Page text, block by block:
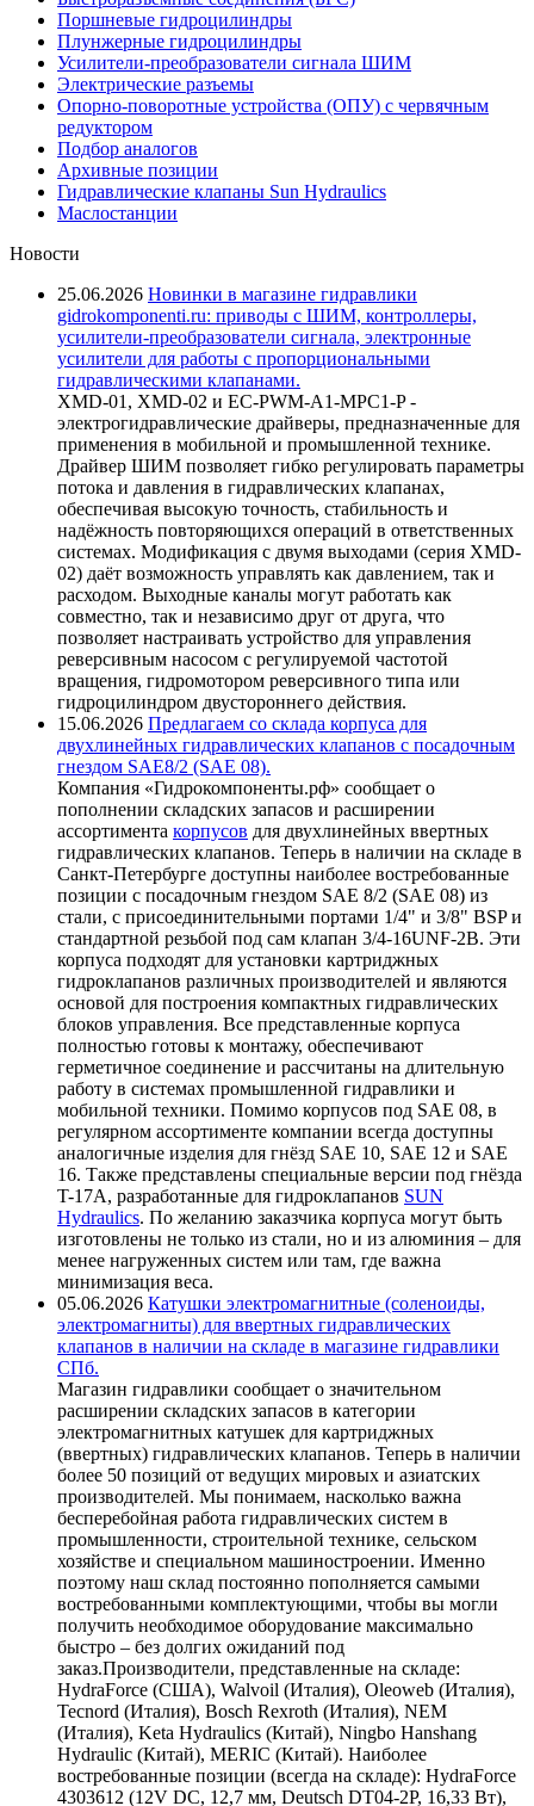
Поршневые гидроцилиндры
Плунжерные гидроцилиндры
Усилители-преобразователи сигнала ШИМ
Электрические разъемы
Опорно-поворотные устройства (ОПУ) с червячным
редуктором
Подбор аналогов
Архивные позиции
Гидравлические клапаны Sun Hydraulics
Маслостанции
Новости
25.06.2026 Новинки в магазине гидравлики
gidrokomponenti.ru: приводы с ШИМ, контроллеры,
усилители-преобразователи сигнала, электронные
усилители для работы с пропорциональными
гидравлическими клапанами.
XMD-01, XMD-02 и EC-PWM-A1-MPC1-P -
электрогидравлические драйверы, предназначенные для
применения в мобильной и промышленной технике.
Драйвер ШИМ позволяет гибко регулировать параметры
потока и давления в гидравлических клапанах,
обеспечивая высокую точность, стабильность и
надёжность повторяющихся операций в ответственных
системах. Модификация с двумя выходами (серия XMD-
02) даёт возможность управлять как давлением, так и
расходом. Выходные каналы могут работать как
совместно, так и независимо друг от друга, что
позволяет настраивать устройство для управления
реверсивным насосом с регулируемой частотой
вращения, гидромотором реверсивного типа или
гидроцилиндром двустороннего действия.
15.06.2026 Предлагаем со склада корпуса для
двухлинейных гидравлических клапанов с посадочным
гнездом SAE8/2 (SAE 08).
Компания «Гидрокомпоненты.рф» сообщает о
пополнении складских запасов и расширении
ассортимента корпусов для двухлинейных ввертных
гидравлических клапанов. Теперь в наличии на складе в
Санкт-Петербурге доступны наиболее востребованные
позиции с посадочным гнездом SAE 8/2 (SAE 08) из
стали, с присоединительными портами 1/4" и 3/8" BSP и
стандартной резьбой под сам клапан 3/4-16UNF-2B. Эти
корпуса подходят для установки картриджных
гидроклапанов различных производителей и являются
основой для построения компактных гидравлических
блоков управления. Все представленные корпуса
полностью готовы к монтажу, обеспечивают
герметичное соединение и рассчитаны на длительную
работу в системах промышленной гидравлики и
мобильной техники. Помимо корпусов под SAE 08, в
регулярном ассортименте компании всегда доступны
аналогичные изделия для гнёзд SAE 10, SAE 12 и SAE
16. Также представлены специальные версии под гнёзда
T-17A, разработанные для гидроклапанов SUN
Hydraulics. По желанию заказчика корпуса могут быть
изготовлены не только из стали, но и из алюминия – для
менее нагруженных систем или там, где важна
минимизация веса.
05.06.2026 Катушки электромагнитные (соленоиды,
электромагниты) для ввертных гидравлических
клапанов в наличии на складе в магазине гидравлики
СПб.
Магазин гидравлики сообщает о значительном
расширении складских запасов в категории
электромагнитных катушек для картриджных
(ввертных) гидравлических клапанов. Теперь в наличии
более 50 позиций от ведущих мировых и азиатских
производителей. Мы понимаем, насколько важна
бесперебойная работа гидравлических систем в
промышленности, строительной технике, сельском
хозяйстве и специальном машиностроении. Именно
поэтому наш склад постоянно пополняется самыми
востребованными комплектующими, чтобы вы могли
получить необходимое оборудование максимально
быстро – без долгих ожиданий под
заказ.Производители, представленные на складе:
HydraForce (США), Walvoil (Италия), Oleoweb (Италия),
Tecnord (Италия), Bosch Rexroth (Италия), NEM
(Италия), Keta Hydraulics (Китай), Ningbo Hanshang
Hydraulic (Китай), MERIC (Китай). Наиболее
востребованные позиции (всегда на складе): HydraForce
4303612 (12V DC, 12,7 мм, Deutsch DT04-2P, 16,33 Вт),